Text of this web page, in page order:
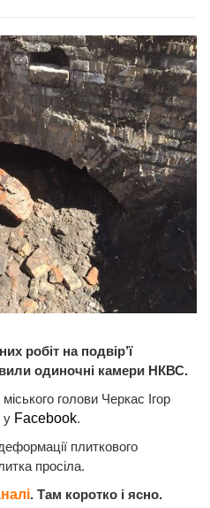
робіт на подвір’ї
одиночні камери НКВС.
голови Черкас Ігор
у Facebook.
плиткового
просіла.
. Там коротко і ясно.